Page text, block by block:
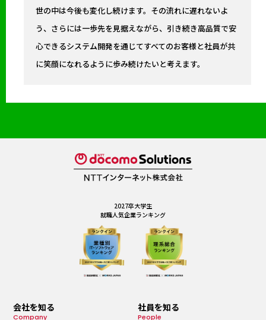
世の中は今後も変化し続けます。その流れに遅れないよ
う、さらには一歩先を見据えながら、引き続き高品質で安
心できるシステム開発を通じてすべてのお客様と社員が共
に笑顔になれるように歩み続けたいと考えます。
2027卒大学生
就職人気企業ランキング
会社を知る
Company
社員を知る
People​